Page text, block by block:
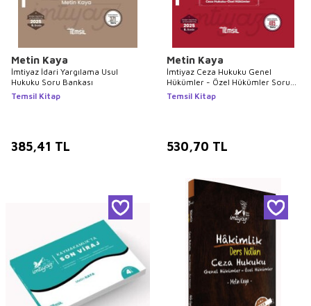
Metin Kaya
İmtiyaz İdari Yargılama Usul
Hukuku Soru Bankası
Temsil Kitap
385,41 TL
Metin Kaya
İmtiyaz Ceza Hukuku Genel
Hükümler - Özel Hükümler Soru
Bankası
Temsil Kitap
530,70 TL